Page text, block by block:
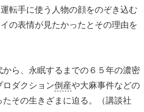
転手に使う人物の顔をのぞき込む
の表情が見たかったとその理由を
ら、永眠するまでの６５年の濃密
ロダクション倒産や大麻事件などの
たその生きざまに迫る。（講談社